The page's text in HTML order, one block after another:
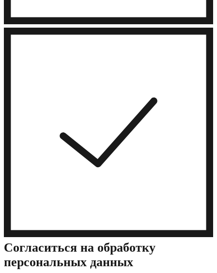
Cогласиться на обработку
персональных данных